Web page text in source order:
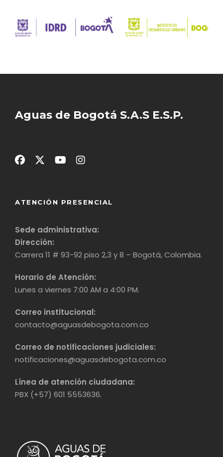
Aguas de Bogotá S.A.S E.S.P.
ATENCIÓN PRESENCIAL
Sede administrativa:
Dirección:
Carrera 11 # 93-92 piso 2,3 y 8 – Bogotá, Colombia.
Horario de Atención:
Lunes a viernes 7:00 AM a 4:00 PM.
Correo institucional:
contacto@aguasdebogota.com.co
Correo de notificaciones judiciales:
notificaciones@aguasdebogota.com.co
Línea de atención ciudadana:
PBX (+57) 601 5553636.